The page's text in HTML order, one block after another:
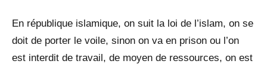
En république islamique, on suit la loi de l’islam, on se
doit de porter le voile, sinon on va en prison ou l’on
est interdit de travail, de moyen de ressources, on est